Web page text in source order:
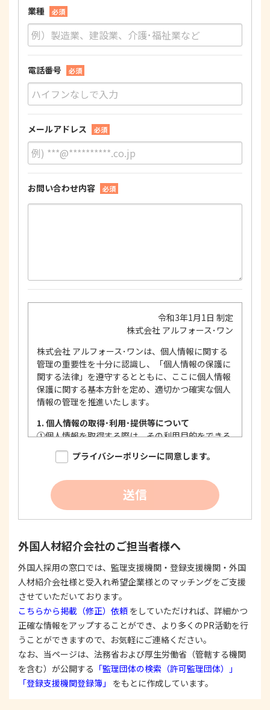
業種 必須
電話番号 必須
メールアドレス 必須
お問い合わせ内容 必須
令和3年1月1日 制定
株式会社 アルフォース･ワン
株式会社 アルフォース･ワンは、個人情報に関する
管理の重要性を十分に認識し、「個人情報の保護に
関する法律」を遵守するとともに、ここに個人情報
保護に関する基本方針を定め、適切かつ確実な個人
情報の管理を推進いたします。
1. 個人情報の取得･利用･提供等について
①個人情報を取得する際は、その利用目的をできる
限り明確に特定し、その目的達成に必要な限度に
おいて適法かつ公正な手段を用い、同意を得て取
個人情報を利用する際は、本人に明示、通知、ま
たは公表した利用目的の範囲内に限定し、それに
反する目的外利用を行なわないための措置を講じ
する際は、本人が同意を与えた利用目的の範囲内
で、適法にこれを行います。
2. 安全対策の実施について
個人情報の正確性およびその利用の安全性を確保す
るため、情報セキュリティ対策を始めとする安全措
置を構築し、個人情報への不正アクセス、個人情報
の漏洩、滅失または毀損等の的確な防止とセキュリ
ティの是正に努めます。
3. 苦情および相談等に対する適正な対応について
本人からの苦情および相談があった場合には、適切
プライバシーポリシーに同意します。
送信
外国人材紹介会社のご担当者様へ
外国人採用の窓口では、監理支援機関・登録支援機関・外国
人材紹介会社様と受入れ希望企業様とのマッチングをご支援
させていただいております。
こちらから掲載（修正）依頼 をしていただければ、詳細かつ
正確な情報をアップすることができ、より多くのPR活動を行
うことができますので、お気軽にご連絡ください。
なお、当ページは、法務省および厚生労働省（管轄する機関
を含む）が公開する 「監理団体の検索（許可監理団体）」
「登録支援機関登録簿」
をもとに作成しています。